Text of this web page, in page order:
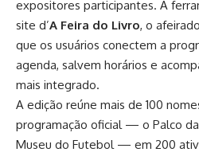
expositores participantes. A
site d’A Feira do Livro, o
que os usuários conectem a
agenda, salvem horários e
mais integrado.
A edição reúne mais de 100
programação oficial — o Palco
Museu do Futebol — em 200